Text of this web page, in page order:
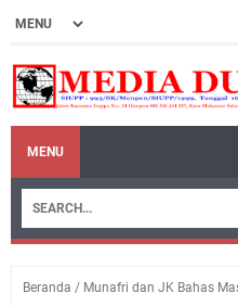
MENU
Beranda / Munafri dan JK Bahas